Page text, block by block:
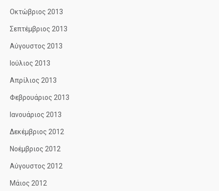
Οκτώβριος 2013
Σεπτέμβριος 2013
Αύγουστος 2013
Ιούλιος 2013
Απρίλιος 2013
Φεβρουάριος 2013
Ιανουάριος 2013
Δεκέμβριος 2012
Νοέμβριος 2012
Αύγουστος 2012
Μάιος 2012